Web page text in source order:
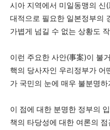
시아 지역에서 미일동맹의 신
대적으로 필요한 일본정부의
가볍게 넘길 수 없는 상황도
이런 주요한 사안(事案)이 불
핵의 당사자인 우리정부가 어
가 국민의 눈에 매우 불분명
이 점에 대한 분명한 정부의
책의 타당성에 대한 여론의